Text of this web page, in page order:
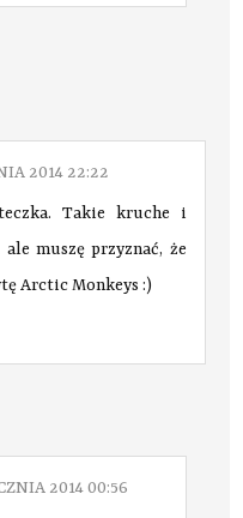
2014 22:22
Takie kruche i
muszę przyznać, że
Arctic Monkeys :)
2014 00:56